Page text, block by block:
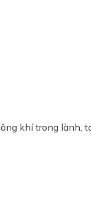
khí trong lành,